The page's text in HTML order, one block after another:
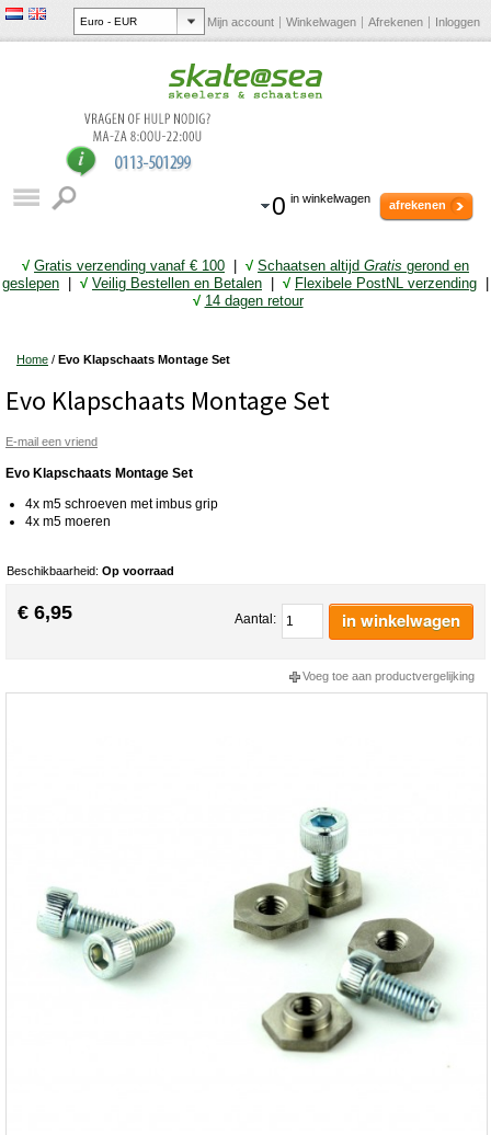
Mijn account Winkelwagen Afrekenen Inloggen
0 in winkelwagen afrekenen
√ Gratis verzending vanaf € 100 √ Schaatsen altijd Gratis gerond en
geslepen
√ Veilig Bestellen en Betalen √ Flexibele PostNL verzending
√ 14 dagen retour
Home / Evo Klapschaats Montage Set
Evo Klapschaats Montage Set
E-mail een vriend
Evo Klapschaats Montage Set
4x m5 schroeven met imbus grip
4x m5 moeren
Beschikbaarheid: Op voorraad
€ 6,95 Aantal: in winkelwagen
Voeg toe aan productvergelijking